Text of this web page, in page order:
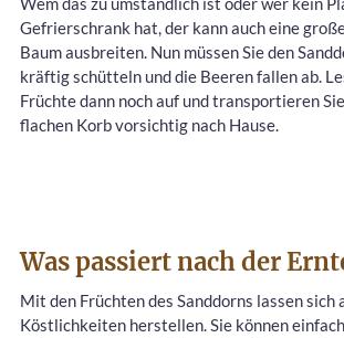
Gefrierschrank hat, der kann auch eine
Baum ausbreiten. Nun müssen Sie den
kräftig schütteln und die Beeren fallen ab.
Früchte dann noch auf und transportieren
flachen Korb vorsichtig nach Hause.
Was passiert nach der
Mit den Früchten des Sanddorns lassen sich
Köstlichkeiten herstellen. Sie können